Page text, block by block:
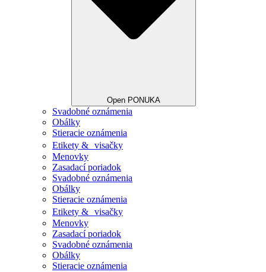
Open PONUKA
Svadobné oznámenia
Obálky
Stieracie oznámenia
Etikety & visačky
Menovky
Zasadací poriadok
Svadobné oznámenia
Obálky
Stieracie oznámenia
Etikety & visačky
Menovky
Zasadací poriadok
Svadobné oznámenia
Obálky
Stieracie oznámenia